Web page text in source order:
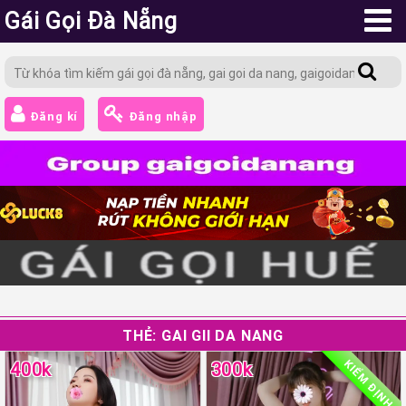
Gái Gọi Đà Nẵng
Đăng kí Đăng nhập
THẺ: GAI GII DA NANG
400k 300k KIỂM ĐỊNH